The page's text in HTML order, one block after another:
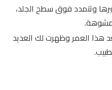
وتتمدد فوق سطح الجلد،
هذا العمر وظهرت لك العديد